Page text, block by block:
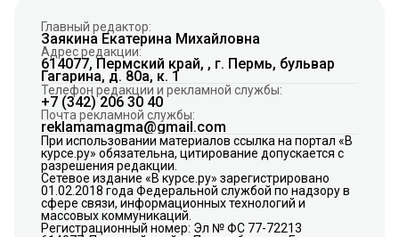
Главный редактор:
Заякина Екатерина Михайловна
Адрес редакции:
614077, Пермский край, , г. Пермь, бульвар
Гагарина, д. 80а, к. 1
Телефон редакции и рекламной службы:
+7 (342) 206 30 40
Почта рекламной службы:
reklamamagma@gmail.com
При использовании материалов ссылка на портал «В
курсе.ру» обязательна, цитирование допускается с
разрешения редакции.
Сетевое издание «В курсе.ру» зарегистрировано
01.02.2018 года Федеральной службой по надзору в
сфере связи, информационных технологий и
массовых коммуникаций.
Регистрационный номер: Эл № ФС 77-72213